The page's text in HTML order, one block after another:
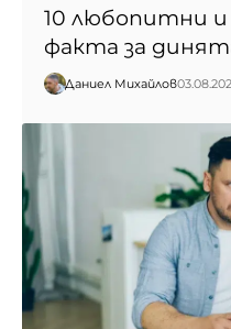
10 любопитни
факта за
Даниел Михайлов